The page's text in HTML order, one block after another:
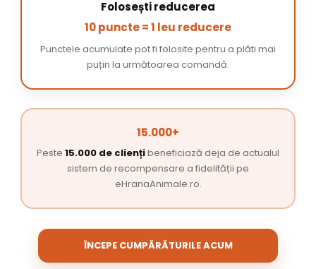
Folosești reducerea
10 puncte = 1 leu reducere
Punctele acumulate pot fi folosite pentru a plăti mai
puțin la următoarea comandă.
15.000+
Peste 15.000 de cliențibeneficiază deja de actualul
sistem de recompensare a fidelității pe
eHranaAnimale.ro.
ÎNCEPE CUMPĂRĂTURILE ACUM